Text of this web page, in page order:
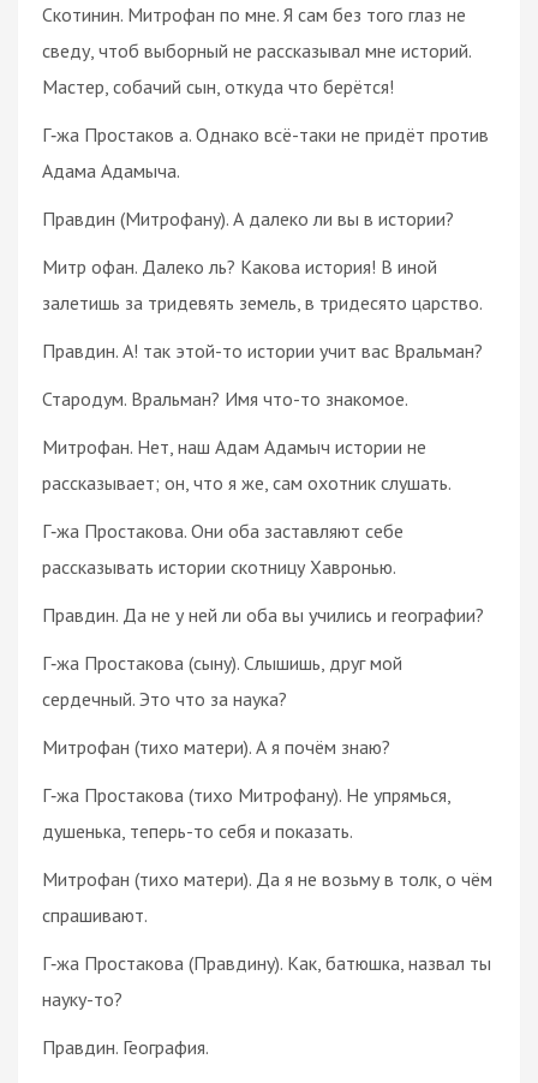
Скотинин. Митрофан по мне. Я сам без того глаз не
сведу, чтоб выборный не рассказывал мне историй.
Мастер, собачий сын, откуда что берётся!
Г‑жа Простаков а. Однако всё-таки не придёт против
Адама Адамыча.
Правдин (Митрофану). А далеко ли вы в истории?
Митр офан. Далеко ль? Какова история! В иной
залетишь за тридевять земель, в тридесято царство.
Правдин. А! так этой-то истории учит вас Вральман?
Стародум. Вральман? Имя что-то знакомое.
Митрофан. Нет, наш Адам Адамыч истории не
рассказывает; он, что я же, сам охотник слушать.
Г‑жа Простакова. Они оба заставляют себе
рассказывать истории скотницу Хавронью.
Правдин. Да не у ней ли оба вы учились и географии?
Г‑жа Простакова (сыну). Слышишь, друг мой
сердечный. Это что за наука?
Митрофан (тихо матери). А я почём знаю?
Г‑жа Простакова (тихо Митрофану). Не упрямься,
душенька, теперь-то себя и показать.
Митрофан (тихо матери). Да я не возьму в толк, о чём
спрашивают.
Г‑жа Простакова (Правдину). Как, батюшка, назвал ты
науку-то?
Правдин. География.